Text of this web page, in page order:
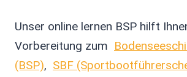
Unser online lernen BSP hilft
Vorbereitung zum
(BSP), SBF